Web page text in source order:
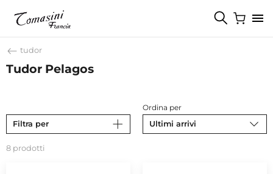
tudor
Tudor Pelagos
Filtra per
Ordina per
Ultimi arrivi
8 prodotti